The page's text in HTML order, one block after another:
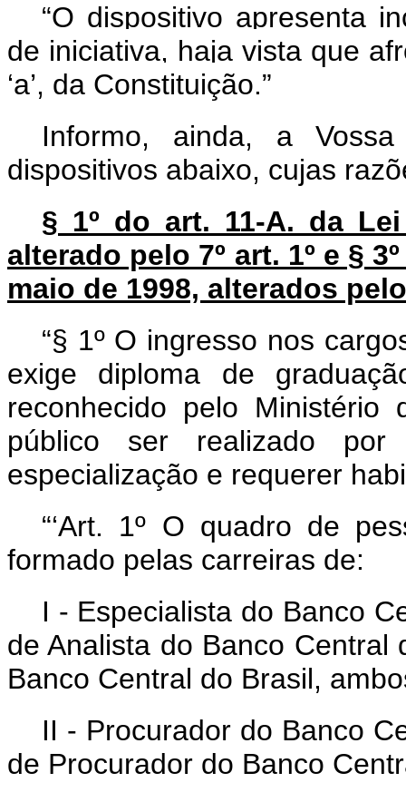
“O dispositivo apresenta
de iniciativa, haja vista que
‘a’, da Constituição.”
Informo, ainda, a
dispositivos abaixo, cujas
§ 1º do art. 11-A. da
alterado pelo 7º art. 1º e §
maio de 1998, alterados
“§ 1º O ingresso nos
exige diploma de
reconhecido pelo Ministério
público ser realizado
especialização e requerer
“‘Art. 1º O quadro de
formado pelas carreiras de:
I - Especialista do Banco
de Analista do Banco
Banco Central do Brasil,
II - Procurador do Banco
de Procurador do Banco